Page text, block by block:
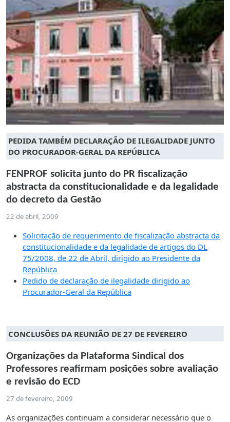
PEDIDA TAMBÉM DECLARAÇÃO DE ILEGALIDADE JUNTO
DO PROCURADOR-GERAL DA REPÚBLICA
FENPROF solicita junto do PR fiscalização
abstracta da constitucionalidade e da legalidade
do decreto da Gestão
22 de abril, 2009
Solicitação de requerimento de fiscalização abstracta da
constitucionalidade e da legalidade de artigos do DL
75/2008, de 22 de Abril, dirigido ao Presidente da
República
Pedido de declaração de ilegalidade dirigido ao
Procurador-Geral da República
CONCLUSÕES DA REUNIÃO DE 27 DE FEVEREIRO
Organizações da Plataforma Sindical dos
Professores reafirmam posições sobre avaliação
e revisão do ECD
27 de fevereiro, 2009
As organizações continuam a considerar necessário que o